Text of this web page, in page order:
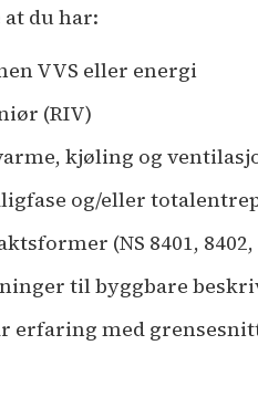
du har:
VVS eller energi
(RIV)
kjøling og
og/eller
(NS 8401, 8402,
til byggbare
erfaring med